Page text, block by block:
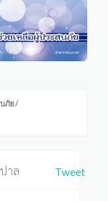
ภัย/
าล Tweet